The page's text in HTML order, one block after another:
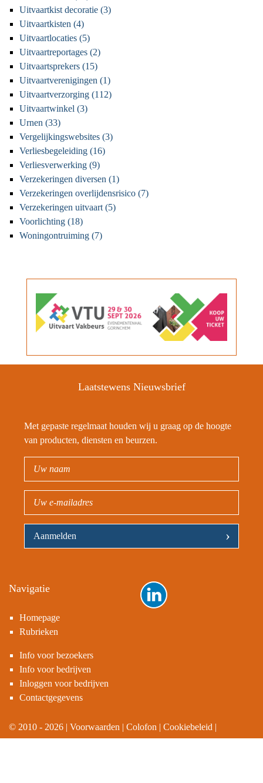
Uitvaartkist decoratie (3)
Uitvaartkisten (4)
Uitvaartlocaties (5)
Uitvaartreportages (2)
Uitvaartsprekers (15)
Uitvaartverenigingen (1)
Uitvaartverzorging (112)
Uitvaartwinkel (3)
Urnen (33)
Vergelijkingswebsites (3)
Verliesbegeleiding (16)
Verliesverwerking (9)
Verzekeringen diversen (1)
Verzekeringen overlijdensrisico (7)
Verzekeringen uitvaart (5)
Voorlichting (18)
Woningontruiming (7)
Laatstewens Nieuwsbrief
Met gepaste regelmaat houden wij u graag op de hoogte
van producten, diensten en beurzen.
›
Navigatie
Homepage
Rubrieken
Info voor bezoekers
Info voor bedrijven
Inloggen voor bedrijven
Contactgegevens
© 2010 - 2026 Voorwaarden Colofon Cookiebeleid